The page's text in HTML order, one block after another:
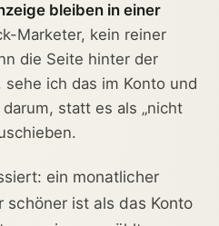
bleiben in einer
Marketer, kein reiner
die Seite hinter der
ich das im Konto und
statt es als „nicht
ein monatlicher
ist als das Konto